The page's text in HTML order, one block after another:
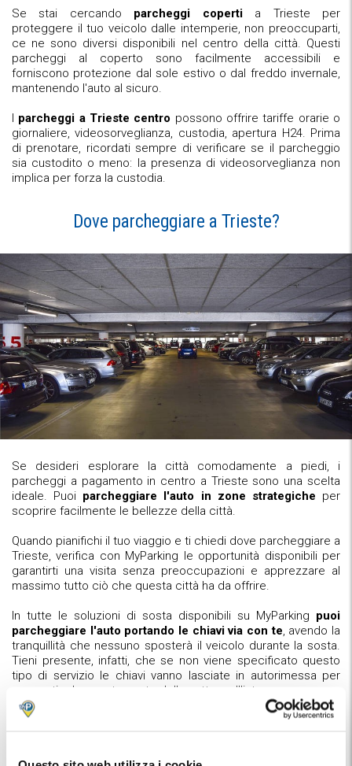
Se stai cercando parcheggi copertia Trieste per
proteggere il tuo veicolo dalle intemperie, non preoccuparti,
ce ne sono diversi disponibili nel centro della città. Questi
parcheggi al coperto sono facilmente accessibili e
forniscono protezione dal sole estivo o dal freddo invernale,
mantenendo l'auto al sicuro.
I parcheggi a Trieste centro possono offrire tariffe orarie o
giornaliere, videosorveglianza, custodia, apertura H24. Prima
di prenotare, ricordati sempre di verificare se il parcheggio
sia custodito o meno: la presenza di videosorveglianza non
implica per forza la custodia.
Dove parcheggiare a Trieste?
Se desideri esplorare la città comodamente a piedi, i
parcheggi a pagamento in centro a Trieste sono una scelta
ideale. Puoi parcheggiare l'auto in zone strategiche per
scoprire facilmente le bellezze della città.
Quando pianifichi il tuo viaggio e ti chiedi dove parcheggiare a
Trieste, verifica con MyParking le opportunità disponibili per
garantirti una visita senza preoccupazioni e apprezzare al
massimo tutto ciò che questa città ha da offrire.
In tutte le soluzioni di sosta disponibili su MyParking puoi
parcheggiare l'auto portando le chiavi via con te, avendo la
tranquillità che nessuno sposterà il veicolo durante la sosta.
Tieni presente, infatti, che se non viene specificato questo
tipo di servizio le chiavi vanno lasciate in autorimessa per
consentire lo spostamento delle vetture all'interno.